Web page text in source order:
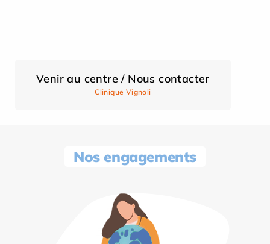
Venir au centre / Nous contacter
Clinique Vignoli
Nos engagements